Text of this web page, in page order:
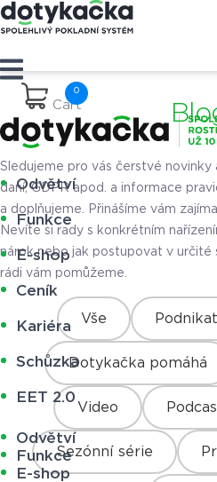
Cart
Odvětví
Funkce
E-shop
Ceník
Kariéra
Schůzka
EET 2.0
Odvětví
Funkce
E-shop
Sledujeme pro vás čerstvé novinky
daní, GDPR apod. a informace
a doplňujeme. Přinášíme vám
Nevíte si rady s konkrétním
nárok nebo jak postupovat v určité
rádi vám pomůžeme.
Vše
Dotykačka pomáhá
Video
Sezónní série